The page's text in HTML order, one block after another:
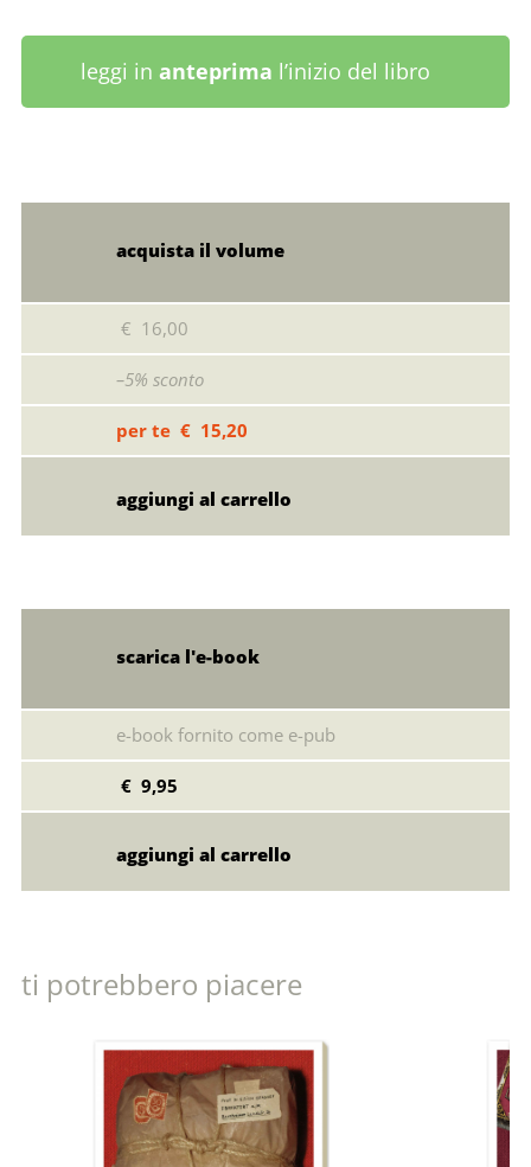
leggi in anteprima l’inizio del libro
acquista il volume
€ 16,00
–5% sconto
per te € 15,20
scarica l'e-book
e-book fornito come e-pub
€ 9,95
ti potrebbero piacere